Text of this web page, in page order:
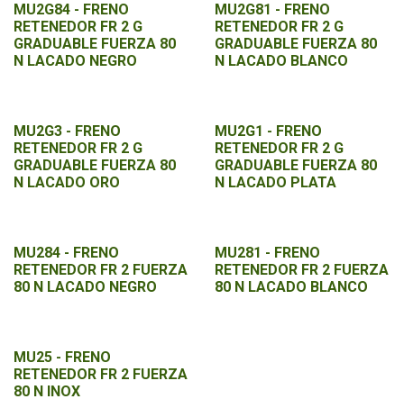
MU2G84 - FRENO
RETENEDOR FR 2 G
GRADUABLE FUERZA 80
N LACADO NEGRO
MU2G81 - FRENO
RETENEDOR FR 2 G
GRADUABLE FUERZA 80
N LACADO BLANCO
MU2G3 - FRENO
RETENEDOR FR 2 G
GRADUABLE FUERZA 80
N LACADO ORO
MU2G1 - FRENO
RETENEDOR FR 2 G
GRADUABLE FUERZA 80
N LACADO PLATA
MU284 - FRENO
RETENEDOR FR 2 FUERZA
80 N LACADO NEGRO
MU281 - FRENO
RETENEDOR FR 2 FUERZA
80 N LACADO BLANCO
MU25 - FRENO
RETENEDOR FR 2 FUERZA
80 N INOX